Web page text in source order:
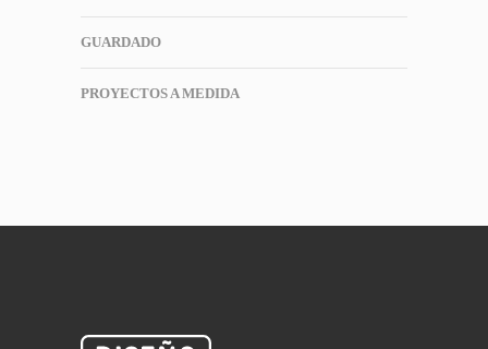
GUARDADO
PROYECTOS A MEDIDA